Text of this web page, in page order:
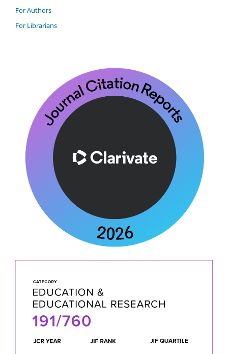
For Authors
For Librarians